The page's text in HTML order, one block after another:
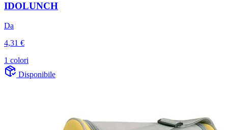
IDOLUNCH
Da
4,31 €
1 colori
Disponibile